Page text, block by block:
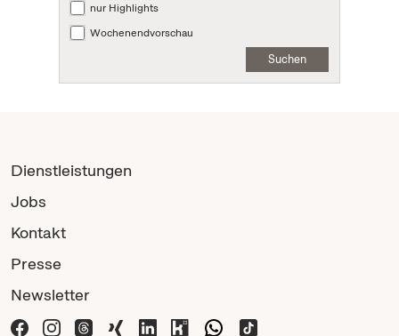
nur Highlights
Wochenendvorschau
Suchen
Dienstleistungen
Jobs
Kontakt
Presse
Newsletter